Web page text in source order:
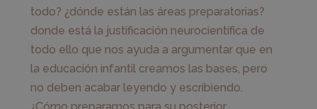
todo? ¿dónde están las áreas preparatorias?
donde está la justificación neurocientífica de
todo ello que nos ayuda a argumentar que en
la educación infantil creamos las bases, pero
no deben acabar leyendo y escribiendo.